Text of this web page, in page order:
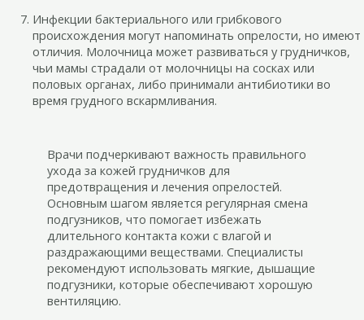
Инфекции бактериального или грибкового
происхождения могут напоминать опрелости, но имеют
отличия. Молочница может развиваться у грудничков,
чьи мамы страдали от молочницы на сосках или
половых органах, либо принимали антибиотики во
время грудного вскармливания.
Врачи подчеркивают важность правильного
ухода за кожей грудничков для
предотвращения и лечения опрелостей.
Основным шагом является регулярная смена
подгузников, что помогает избежать
длительного контакта кожи с влагой и
раздражающими веществами. Специалисты
рекомендуют использовать мягкие, дышащие
подгузники, которые обеспечивают хорошую
вентиляцию.